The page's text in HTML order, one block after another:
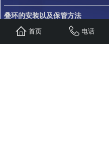
叠环的安装以及保管方法
2020-12-18
首页 电话